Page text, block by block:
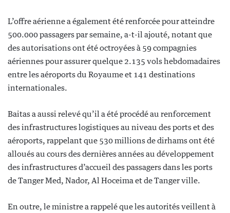
L’offre aérienne a également été renforcée pour atteindre
500.000 passagers par semaine, a-t-il ajouté, notant que
des autorisations ont été octroyées à 59 compagnies
aériennes pour assurer quelque 2.135 vols hebdomadaires
entre les aéroports du Royaume et 141 destinations
internationales.
Baitas a aussi relevé qu’il a été procédé au renforcement
des infrastructures logistiques au niveau des ports et des
aéroports, rappelant que 530 millions de dirhams ont été
alloués au cours des dernières années au développement
des infrastructures d’accueil des passagers dans les ports
de Tanger Med, Nador, Al Hoceima et de Tanger ville.
En outre, le ministre a rappelé que les autorités veillent à